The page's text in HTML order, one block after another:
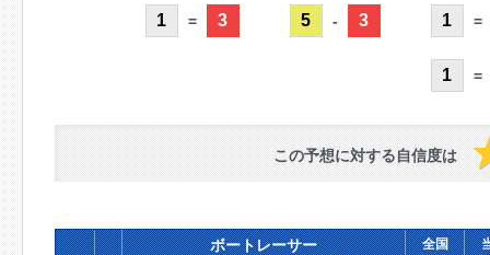
1 = 3 5 - 3 1 =
1 =
この予想に対する自信度は
ボートレーサー 全国